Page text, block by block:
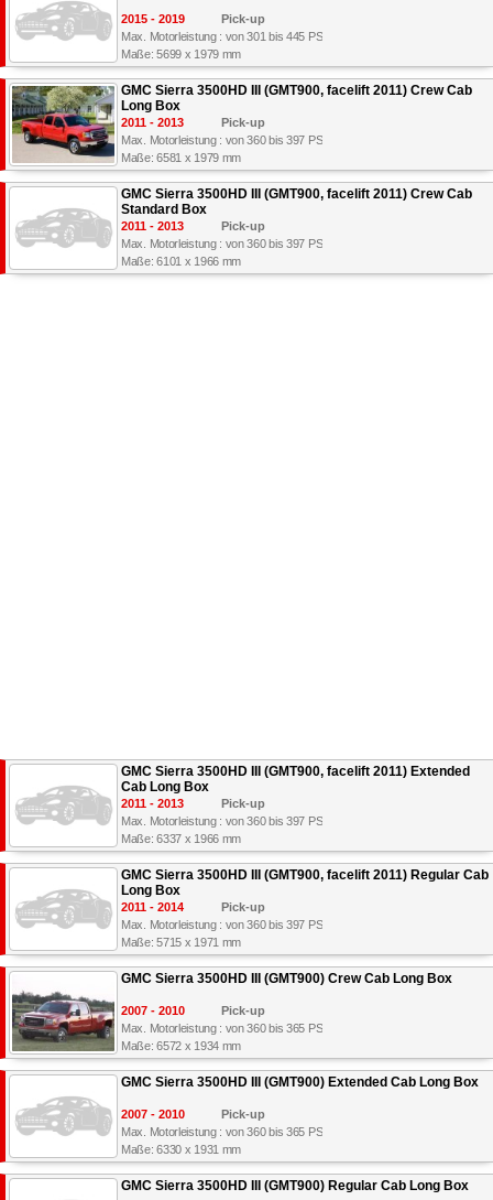
2015 - 2019
Pick-up
Max. Motorleistung : von 301 bis 445 PS
Maße: 5699 x 1979 mm
GMC Sierra 3500HD III (GMT900, facelift 2011) Crew Cab
Long Box
2011 - 2013
Pick-up
Max. Motorleistung : von 360 bis 397 PS
Maße: 6581 x 1979 mm
GMC Sierra 3500HD III (GMT900, facelift 2011) Crew Cab
Standard Box
2011 - 2013
Pick-up
Max. Motorleistung : von 360 bis 397 PS
Maße: 6101 x 1966 mm
GMC Sierra 3500HD III (GMT900, facelift 2011) Extended
Cab Long Box
2011 - 2013
Pick-up
Max. Motorleistung : von 360 bis 397 PS
Maße: 6337 x 1966 mm
GMC Sierra 3500HD III (GMT900, facelift 2011) Regular Cab
Long Box
2011 - 2014
Pick-up
Max. Motorleistung : von 360 bis 397 PS
Maße: 5715 x 1971 mm
GMC Sierra 3500HD III (GMT900) Crew Cab Long Box
2007 - 2010
Pick-up
Max. Motorleistung : von 360 bis 365 PS
Maße: 6572 x 1934 mm
GMC Sierra 3500HD III (GMT900) Extended Cab Long Box
2007 - 2010
Pick-up
Max. Motorleistung : von 360 bis 365 PS
Maße: 6330 x 1931 mm
GMC Sierra 3500HD III (GMT900) Regular Cab Long Box